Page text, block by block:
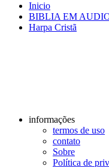
Inicio
BIBLIA EM
Harpa Cristã
informações
termos de uso
contato
Sobre
Política de